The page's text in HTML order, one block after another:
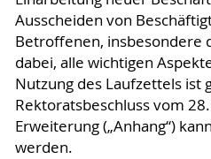
Ausscheiden von
Betroffenen, insbesondere
dabei, alle wichtigen
Nutzung des Laufzettels ist
Rektoratsbeschluss vom
Erweiterung („Anhang“)
werden.